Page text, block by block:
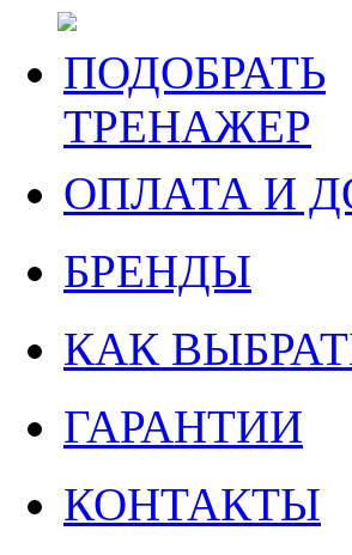
ПОДОБРАТЬ
ТРЕНАЖЕР
ОПЛАТА И
БРЕНДЫ
КАК
ГАРАНТИИ
КОНТАКТЫ